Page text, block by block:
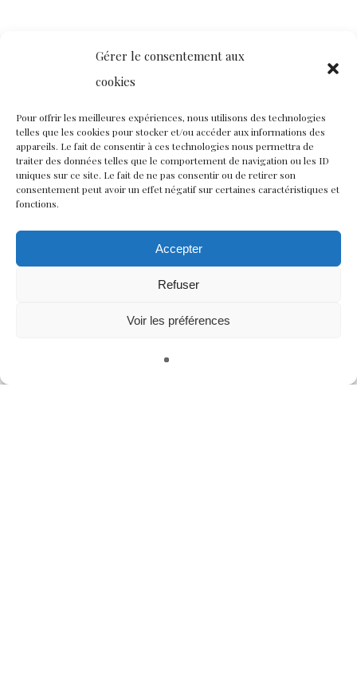
Gérer le consentement aux
cookies
Pour offrir les meilleures expériences, nous utilisons des technologies
telles que les cookies pour stocker et/ou accéder aux informations des
appareils. Le fait de consentir à ces technologies nous permettra de
traiter des données telles que le comportement de navigation ou les ID
uniques sur ce site. Le fait de ne pas consentir ou de retirer son
consentement peut avoir un effet négatif sur certaines caractéristiques et
fonctions.
Accepter
Refuser
Voir les préférences